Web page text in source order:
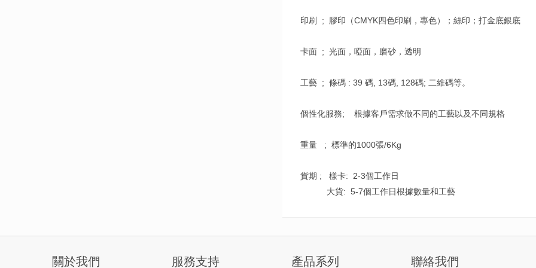
印刷 ; 膠印（CMYK四色印刷，專色）；絲印；打金底銀底
卡面 ; 光面，啞面，磨砂，透明
工藝 ; 條碼 : 39 碼, 13碼, 128碼; 二維碼等。
個性化服務; 根據客戶需求做不同的工藝以及不同規格
重量 ; 標準的1000張/6Kg
貨期 ; 樣卡: 2-3個工作日
大貨: 5-7個工作日根據數量和工藝
關於我們 服務支持 產品系列 聯絡我們